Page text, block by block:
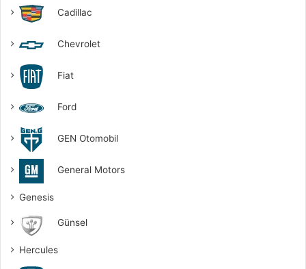
Cadillac
Chevrolet
Fiat
Ford
GEN Otomobil
General Motors
Genesis
Günsel
Hercules